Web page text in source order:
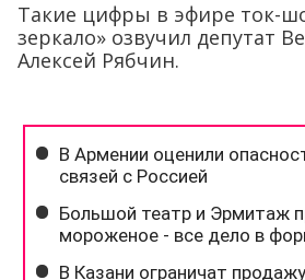
Такие цифры в эфире ток-
зеркало» озвучил депутат
Алексей Рябчин.